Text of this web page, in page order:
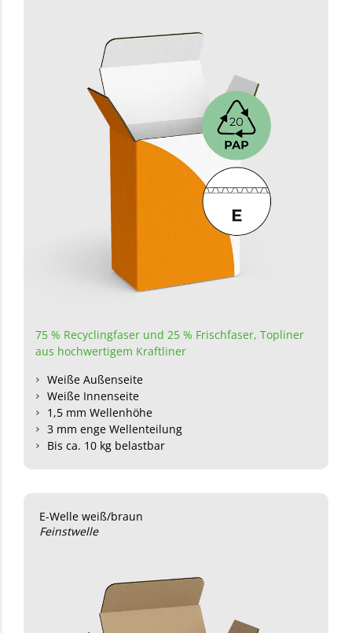
75 % Recyclingfaser und 25 % Frischfaser, Topliner
aus hochwertigem Kraftliner
Weiße Außenseite
Weiße Innenseite
1,5 mm Wellenhöhe
3 mm enge Wellenteilung
Bis ca. 10 kg belastbar
E-Welle weiß/braun
Feinstwelle